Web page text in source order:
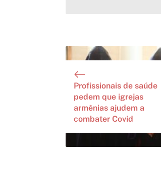
Profissionais de saúde
pedem que igrejas
armênias ajudem a
combater Covid